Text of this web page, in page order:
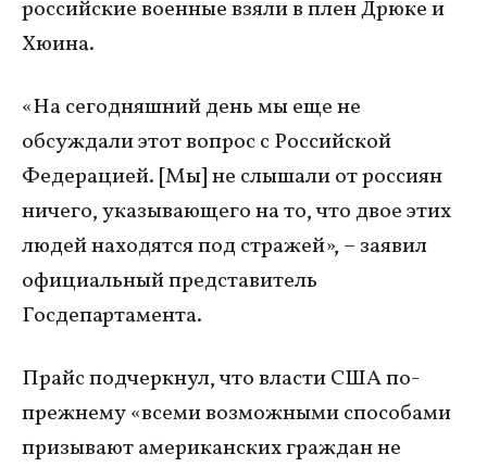
российские военные взяли в плен Дрюке и
Хюина.
«На сегодняшний день мы еще не
обсуждали этот вопрос с Российской
Федерацией. [Мы] не слышали от россиян
ничего, указывающего на то, что двое этих
людей находятся под стражей», – заявил
официальный представитель
Госдепартамента.
Прайс подчеркнул, что власти США по-
прежнему «всеми возможными способами
призывают американских граждан не